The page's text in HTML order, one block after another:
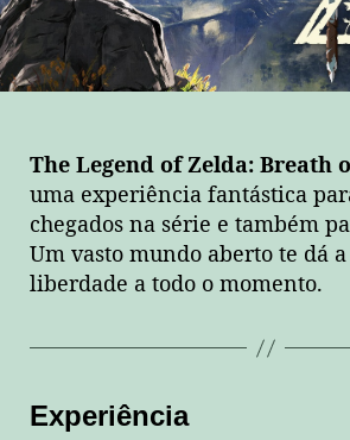
The Legend of Zelda: Breath
uma experiência fantástica
chegados na série e também
Um vasto mundo aberto te dá a
liberdade a todo o momento.
Experiência